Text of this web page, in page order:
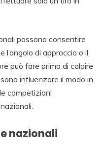
possono consentire
l’angolo di approccio o il
può fare prima di colpire
influenzare il modo in
competizioni
nazionali